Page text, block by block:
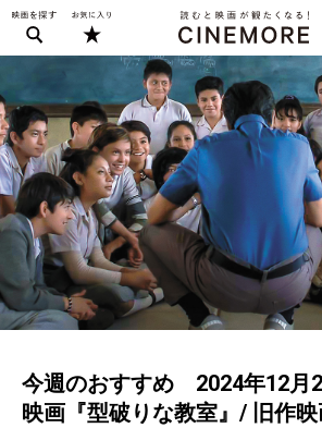
今週のおすすめ 2024年12月
映画『型破りな教室』/ 旧作